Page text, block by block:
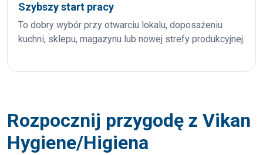
Szybszy start pracy
To dobry wybór przy otwarciu lokalu, doposażeniu
kuchni, sklepu, magazynu lub nowej strefy produkcyjnej.
Rozpocznij przygodę z Vikan
Hygiene/Higiena